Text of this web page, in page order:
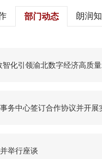
部门动态 朗润
化引领渝北数字经济高质
务中心签订合作协议并开展
举行座谈